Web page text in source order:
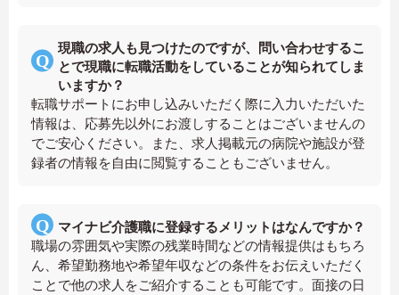
現職の求人も見つけたのですが、問い合わせするこ
とで現職に転職活動をしていることが知られてしま
いますか？
転職サポートにお申し込みいただく際に入力いただいた
情報は、応募先以外にお渡しすることはございませんの
でご安心ください。また、求人掲載元の病院や施設が登
録者の情報を自由に閲覧することもございません。
マイナビ介護職に登録するメリットはなんですか？
職場の雰囲気や実際の残業時間などの情報提供はもちろ
ん、希望勤務地や希望年収などの条件をお伝えいただく
ことで他の求人をご紹介することも可能です。面接の日